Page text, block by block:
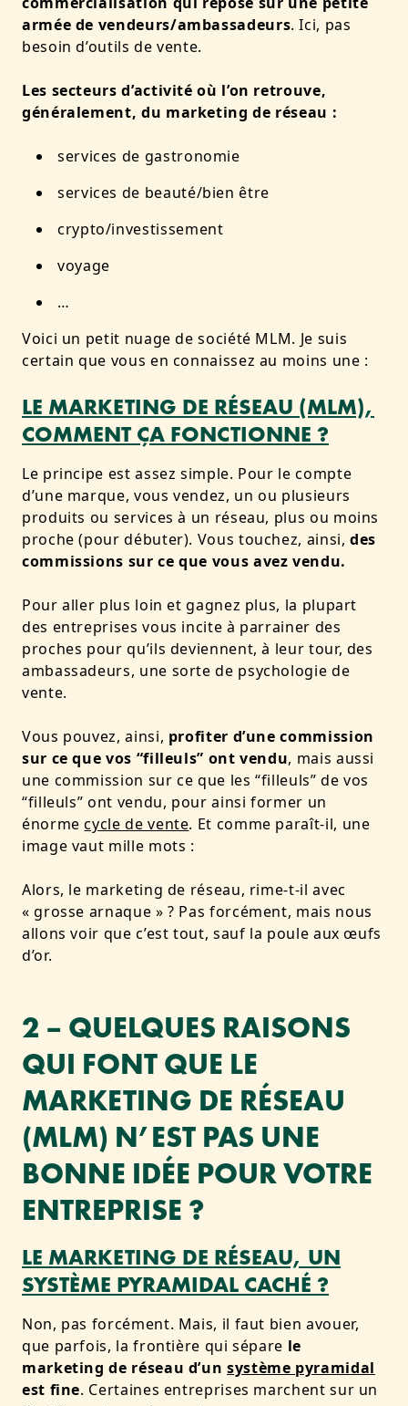
armée de vendeurs/ambassadeurs. Ici, pas
besoin d’outils de vente.
Les secteurs d’activité où l’on retrouve,
généralement, du marketing de réseau :
services de gastronomie
services de beauté/bien être
crypto/investissement
voyage
…
Voici un petit nuage de société MLM. Je suis
certain que vous en connaissez au moins une :
LE MARKETING DE RÉSEAU (MLM),
COMMENT ÇA FONCTIONNE ?
Le principe est assez simple. Pour le compte
d’une marque, vous vendez, un ou plusieurs
produits ou services à un réseau, plus ou moins
proche (pour débuter). Vous touchez, ainsi,des
commissions sur ce que vous avez vendu.
Pour aller plus loin et gagnez plus, la plupart
des entreprises vous incite à parrainer des
proches pour qu’ils deviennent, à leur tour, des
ambassadeurs, une sorte de psychologie de
vente.
Vous pouvez, ainsi, profiter d’une commission
sur ce que vos “filleuls” ont vendu, mais aussi
une commission sur ce que les “filleuls” de vos
“filleuls” ont vendu, pour ainsi former un
énormecycle de vente. Et comme paraît-il, une
image vaut mille mots :
Alors, le marketing de réseau, rime-t-il avec
« grosse arnaque » ? Pas forcément, mais nous
allons voir que c’est tout, sauf la poule aux œufs
d’or.
2 – QUELQUES RAISONS
QUI FONT QUE LE
MARKETING DE RÉSEAU
(MLM) N’EST PAS UNE
BONNE IDÉE POUR VOTRE
ENTREPRISE ?
LE MARKETING DE RÉSEAU, UN
SYSTÈME PYRAMIDAL CACHÉ ?
Non, pas forcément. Mais, il faut bien avouer,
que parfois, la frontière qui sépare le
marketing de réseau d’un système pyramidal
est fine. Certaines entreprises marchent sur un